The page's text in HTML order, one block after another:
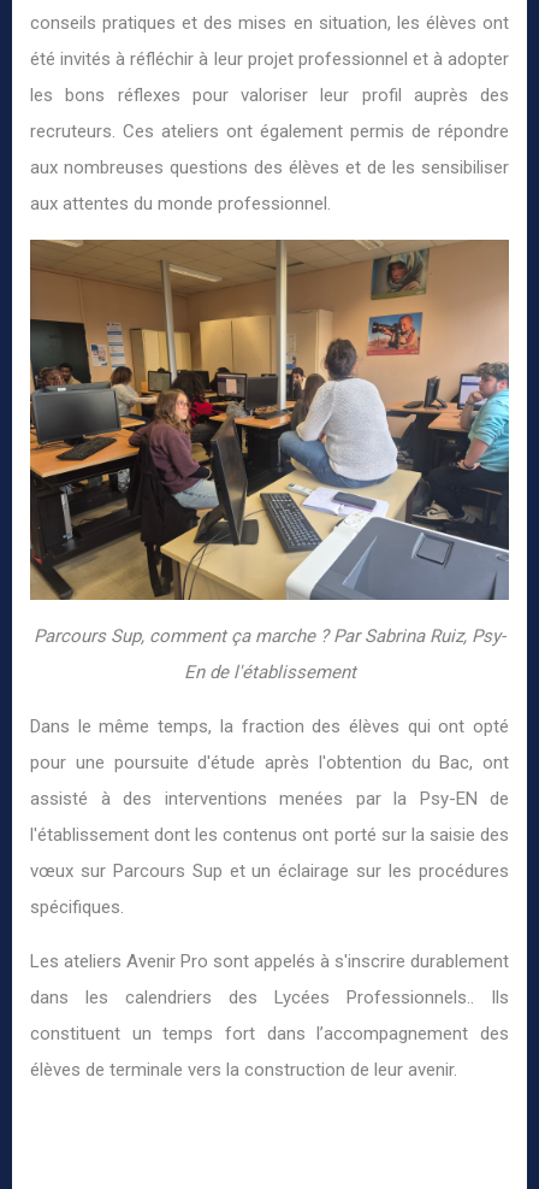
conseils pratiques et des mises en situation, les élèves ont
été invités à réfléchir à leur projet professionnel et à adopter
les bons réflexes pour valoriser leur profil auprès des
recruteurs. Ces ateliers ont également permis de répondre
aux nombreuses questions des élèves et de les sensibiliser
aux attentes du monde professionnel.
Parcours Sup, comment ça marche ? Par Sabrina Ruiz, Psy-
En de l'établissement
Dans le même temps, la fraction des élèves qui ont opté
pour une poursuite d'étude après l'obtention du Bac, ont
assisté à des interventions menées par la Psy-EN de
l'établissement dont les contenus ont porté sur la saisie des
vœux sur Parcours Sup et un éclairage sur les procédures
spécifiques.
Les ateliers Avenir Pro sont appelés à s'inscrire durablement
dans les calendriers des Lycées Professionnels.. Ils
constituent un temps fort dans l’accompagnement des
élèves de terminale vers la construction de leur avenir.